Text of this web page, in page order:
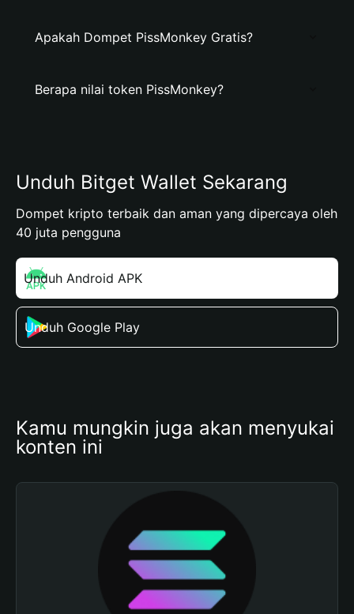
Apakah Dompet PissMonkey Gratis?
Berapa nilai token PissMonkey?
Unduh Bitget Wallet Sekarang
Dompet kripto terbaik dan aman yang dipercaya oleh
40 juta pengguna
Unduh Android APK
Unduh Google Play
Kamu mungkin juga akan menyukai
konten ini